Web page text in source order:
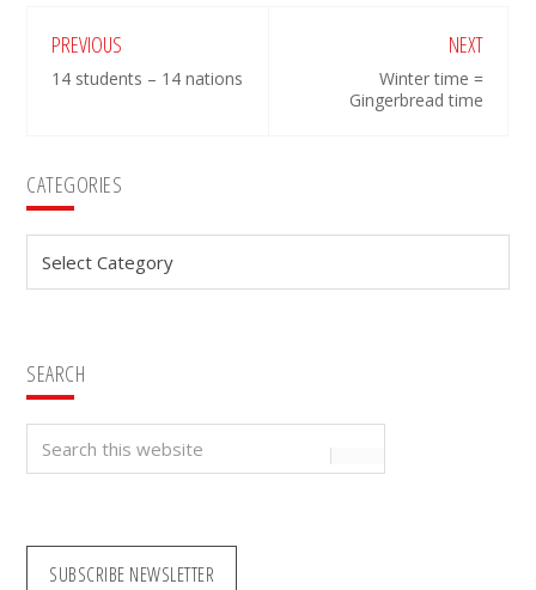
PREVIOUS
14 students – 14 nations
NEXT
Winter time =
Gingerbread time
Primary
Sidebar
CATEGORIES
SEARCH
Search
this
SUBSCRIBE NEWSLETTER